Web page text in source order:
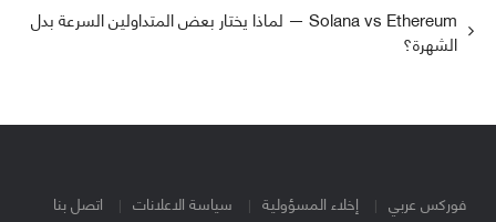
Solana vs Ethereum — لماذا يختار بعض المتداولين السرعة بدل
الشهرة؟
فوركس عربي إخلاء المسؤولية سياسة الاعلانات اتصل بنا